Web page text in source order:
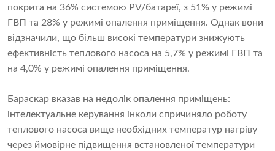
покрита на 36% системою PV/батареї, з 51% у режимі
ГВП та 28% у режимі опалення приміщення. Однак вони
відзначили, що більш високі температури знижують
ефективність теплового насоса на 5,7% у режимі ГВП та
на 4,0% у режимі опалення приміщення.
Бараскар вказав на недолік опалення приміщень:
інтелектуальне керування інколи спричиняло роботу
теплового насоса вище необхідних температур нагріву
через ймовірне підвищення встановленої температури